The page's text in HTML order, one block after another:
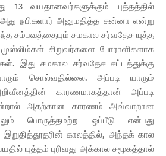
வயதானவர்களுக்கும் யுத்தத்தில்
நபிகளார் அனுமதித்த சுன்னா என்று
சம்பவத்தையும் சமகால சர்வதேச யுத்த
முஸ்லிம்கள் சிறுவர்களை போராளிகளாக
இது சமகால சர்வதேச சட்டத்துக்கு
சொல்வதில்லை. அப்படி யாரும்
காரணமாகத்தான் அப்படி
அதற்கான காரணம் அவ்வாறான
பொருத்தமற்ற ஒப்பீடு என்பது
இறுதித்தூதரின் காலத்தில், அந்தக் கால
யுத்தம் புரிவது அக்கால சமூகத்தால்